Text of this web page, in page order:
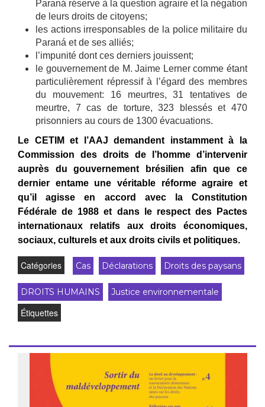
Paraná réserve à la question agraire et la négation
de leurs droits de citoyens;
les actions irresponsables de la police militaire du
Paraná et de ses alliés;
l’impunité dont ces derniers jouissent;
le gouvernement de M. Jaime Lerner comme étant
particulièrement répressif à l’égard des membres
du mouvement: 16 meurtres, 31 tentatives de
meurtre, 7 cas de torture, 323 blessés et 470
prisonniers au cours de 1300 évacuations.
Le CETIM et l’AAJ demandent instamment à la
Commission des droits de l’homme d’intervenir
auprès du gouvernement brésilien afin que ce
dernier entame une véritable réforme agraire et
qu’il agisse en accord avec la Constitution
Fédérale de 1988 et dans le respect des Pactes
internationaux relatifs aux droits économiques,
sociaux, culturels et aux droits civils et politiques.
Catégories Cas Déclarations Droits des paysans
DROITS HUMAINS Justice environnementale
Étiquettes